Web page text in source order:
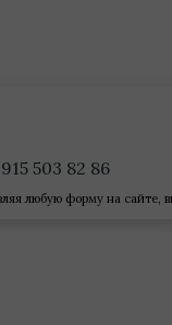
503 82 86
любую форму на сайте,